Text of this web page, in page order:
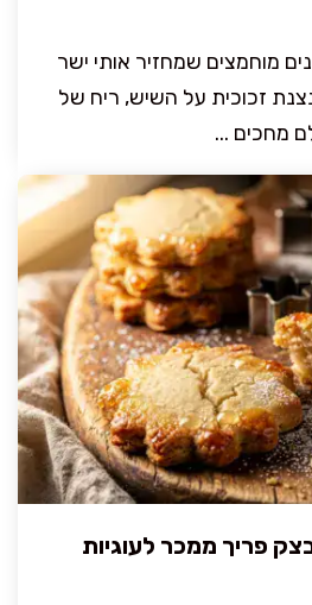
מוחמצים שמחזיר אותי ישר
זכוכית על השיש, ריח של
מחכים ...
פריך ממכר לעוגיות